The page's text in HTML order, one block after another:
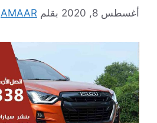
أغسطس 8, 2020 بقلم AMAAR